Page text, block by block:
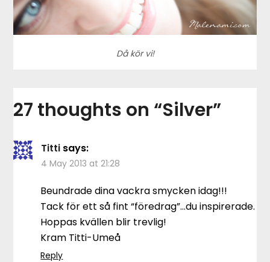
Då kör vi!
27 thoughts on “Silver”
Titti says:
4 May 2013 at 21:28
Beundrade dina vackra smycken idag!!!
Tack för ett så fint “föredrag”…du inspirerade.
Hoppas kvällen blir trevlig!
Kram Titti-Umeå
Reply